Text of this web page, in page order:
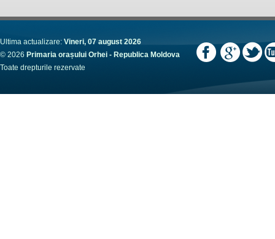
Ultima actualizare: Vineri, 07 august 2026
© 2026 Primaria orașului Orhei - Republica Moldova
Toate drepturile rezervate